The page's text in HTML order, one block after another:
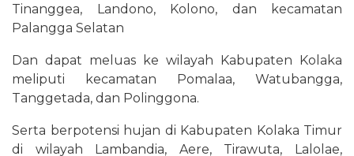
Tinanggea, Landono, Kolono, dan kecamatan
Palangga Selatan
Dan dapat meluas ke wilayah Kabupaten Kolaka
meliputi kecamatan Pomalaa, Watubangga,
Tanggetada, dan Polinggona.
Serta berpotensi hujan di Kabupaten Kolaka Timur
di wilayah Lambandia, Aere, Tirawuta, Lalolae,